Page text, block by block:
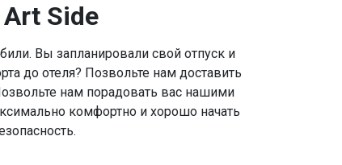
Side
Вы запланировали свой отпуск и
до отеля? Позвольте нам доставить
нам порадовать вас нашими
комфортно и хорошо начать